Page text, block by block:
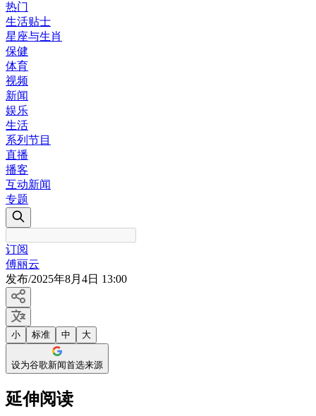
热门
生活贴士
星座与生肖
保健
体育
视频
新闻
娱乐
生活
系列节目
直播
播客
互动新闻
专题
订阅
傅丽云
发布/2025年8月4日 13:00
小 标准 中 大
设为谷歌新闻首选来源
延伸阅读